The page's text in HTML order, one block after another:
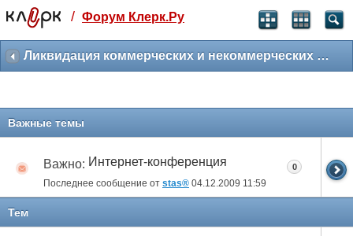
Святые угодники, Клерк без рекламы
прекрасен:)
3 месяца
259 ₽
499 ₽
/ Форум Клерк.Ру
Ликвидация коммерческих и некоммерческих организаций
Важные темы
Важно: Интернет-конференция
Последнее сообщение от stas® 04.12.2009 11:59
0
Тем